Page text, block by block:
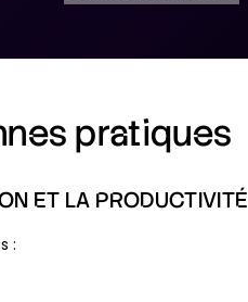
pratiques
ET LA PRODUCTIVITÉ
: